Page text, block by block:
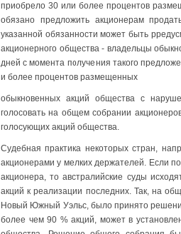
приобрело 30 или более процентов
обязано предложить акционерам
указанной обязанности может быть
акционерного общества - владельцы
дней с момента получения такого
и более процентов размещенных
обыкновенных акций общества с
голосовать на общем собрании
голосующих акций общества.
Судебная практика некоторых стран,
акционерами у мелких дер­жателей. Если
акционера, то австралийские суды
акций к реализации последних. Так, на
Новый Южный Уэльс, было принято
более чем 90 % акций, может в